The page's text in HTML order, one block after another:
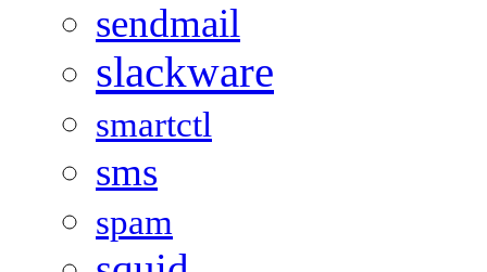
sendmail
slackware
smartctl
sms
spam